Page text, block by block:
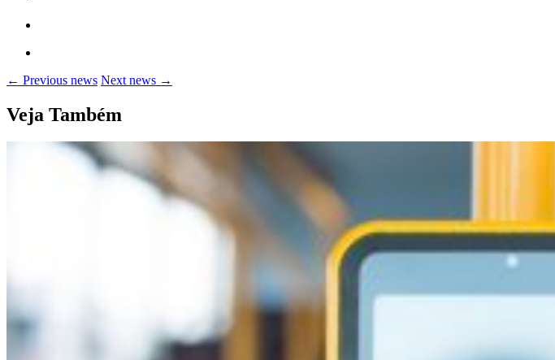
← Previous news Next news →
Veja Também